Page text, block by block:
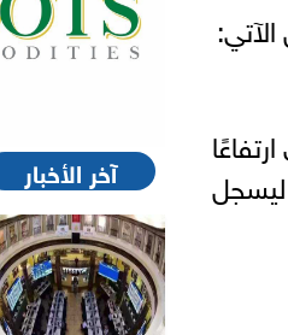
ليسجل
آخر الأخبار